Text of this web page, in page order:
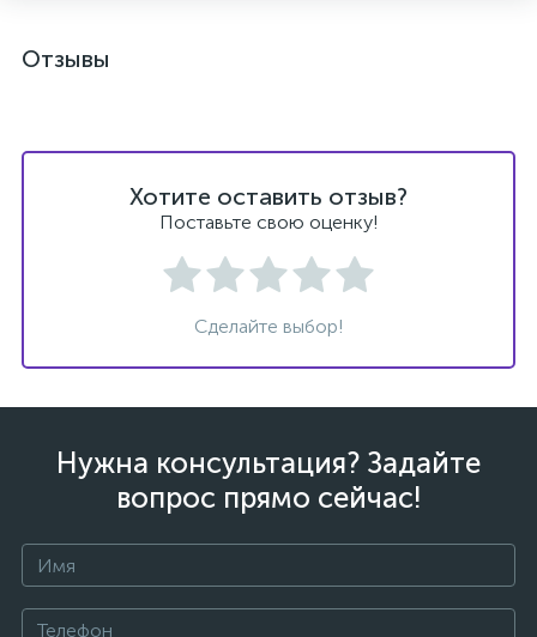
Отзывы
Хотите оставить отзыв?
Поставьте свою оценку!
Сделайте выбор!
Нужна консультация? Задайте
вопрос прямо сейчас!